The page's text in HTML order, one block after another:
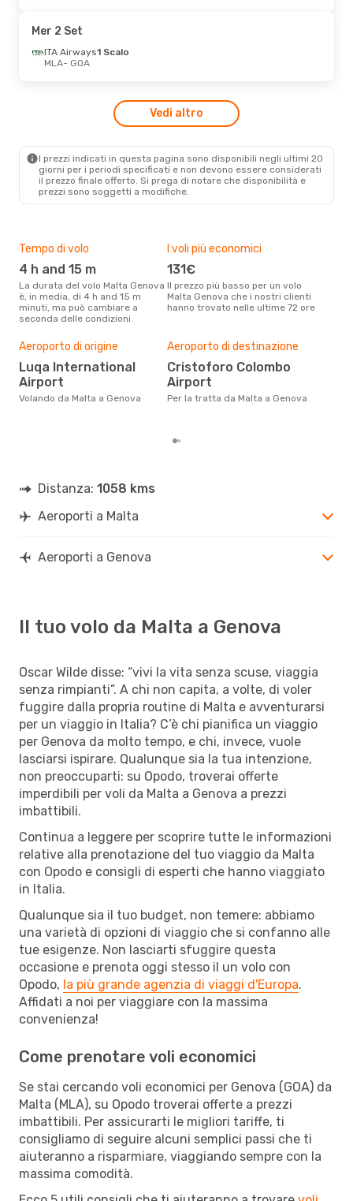
Mer 2 Set
ITA Airways1 Scalo
MLA- GOA
Vedi altro
I prezzi indicati in questa pagina sono disponibili negli ultimi 20
giorni per i periodi specificati e non devono essere considerati
il ​​prezzo finale offerto. Si prega di notare che disponibilità e
prezzi sono soggetti a modifiche.
Tempo di volo
4 h and 15 m
La durata del volo Malta Genova
è, in media, di 4 h and 15 m
minuti, ma può cambiare a
seconda delle condizioni.
I voli più economici
131€
Il prezzo più basso per un volo
Malta Genova che i nostri clienti
hanno trovato nelle ultime 72 ore
Aeroporto di origine
Luqa International
Airport
Volando da Malta a Genova
Aeroporto di destinazione
Cristoforo Colombo
Airport
Per la tratta da Malta a Genova
Distanza: 1058 kms
Aeroporti a Malta
Aeroporti a Genova
Il tuo volo da Malta a Genova
Oscar Wilde disse: “vivi la vita senza scuse, viaggia
senza rimpianti”. A chi non capita, a volte, di voler
fuggire dalla propria routine di Malta e avventurarsi
per un viaggio in Italia? C’è chi pianifica un viaggio
per Genova da molto tempo, e chi, invece, vuole
lasciarsi ispirare. Qualunque sia la tua intenzione,
non preoccuparti: su Opodo, troverai offerte
imperdibili per voli da Malta a Genova a prezzi
imbattibili.
Continua a leggere per scoprire tutte le informazioni
relative alla prenotazione del tuo viaggio da Malta
con Opodo e consigli di esperti che hanno viaggiato
in Italia.
Qualunque sia il tuo budget, non temere: abbiamo
una varietà di opzioni di viaggio che si confanno alle
tue esigenze. Non lasciarti sfuggire questa
occasione e prenota oggi stesso il un volo con
Opodo, la più grande agenzia di viaggi d'Europa.
Affidati a noi per viaggiare con la massima
convenienza!
Come prenotare voli economici
Se stai cercando voli economici per Genova (GOA) da
Malta (MLA), su Opodo troverai offerte a prezzi
imbattibili. Per assicurarti le migliori tariffe, ti
consigliamo di seguire alcuni semplici passi che ti
aiuteranno a risparmiare, viaggiando sempre con la
massima comodità.